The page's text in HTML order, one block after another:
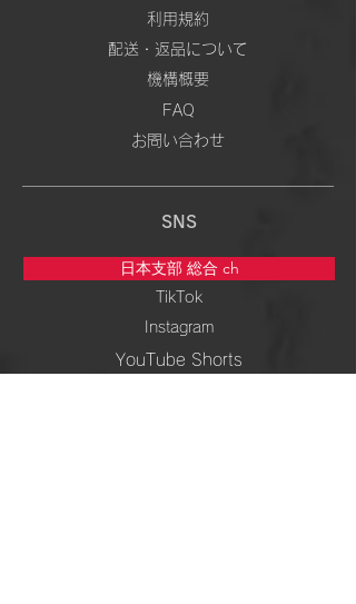
利用規約
配送・返品について
機構概要
FAQ
お問い合わせ
SNS
日本支部 総合 ch
TikTok
Instagram
YouTube Shorts